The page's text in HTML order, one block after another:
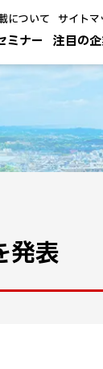
ミナー 注目の
について サイトマ
発表